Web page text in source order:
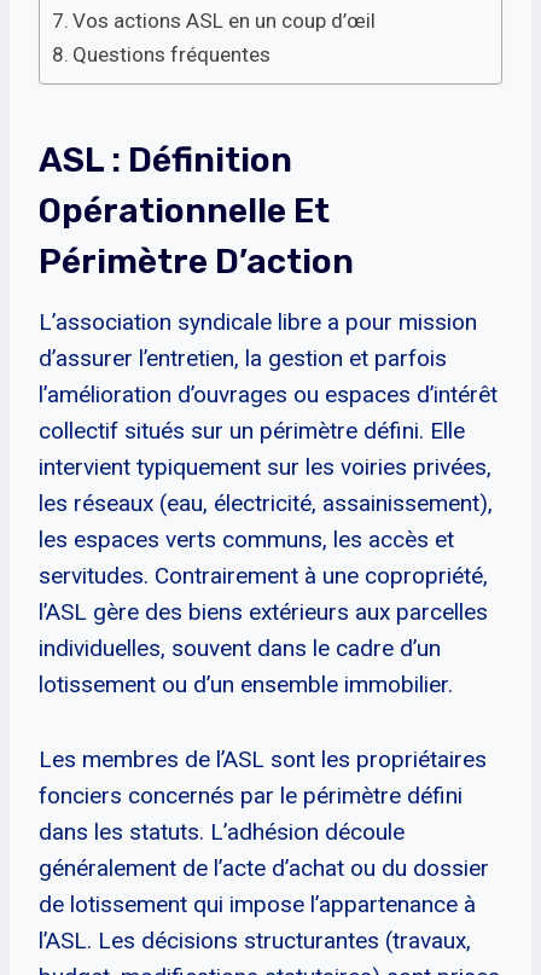
Vos actions ASL en un coup d’œil
Questions fréquentes
ASL : Définition
Opérationnelle Et
Périmètre D’action
L’association syndicale libre a pour mission
d’assurer l’entretien, la gestion et parfois
l’amélioration d’ouvrages ou espaces d’intérêt
collectif situés sur un périmètre défini. Elle
intervient typiquement sur les voiries privées,
les réseaux (eau, électricité, assainissement),
les espaces verts communs, les accès et
servitudes. Contrairement à une copropriété,
l’ASL gère des biens extérieurs aux parcelles
individuelles, souvent dans le cadre d’un
lotissement ou d’un ensemble immobilier.
Les membres de l’ASL sont les propriétaires
fonciers concernés par le périmètre défini
dans les statuts. L’adhésion découle
généralement de l’acte d’achat ou du dossier
de lotissement qui impose l’appartenance à
l’ASL. Les décisions structurantes (travaux,